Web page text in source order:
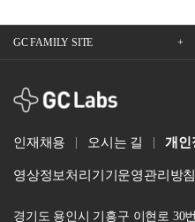
GC FAMILY SITE
GCLabs
인재채용 오시는 길 개인
영상정보처리기기운영관리방침
경기도 용인시 기흥구 이현로 30